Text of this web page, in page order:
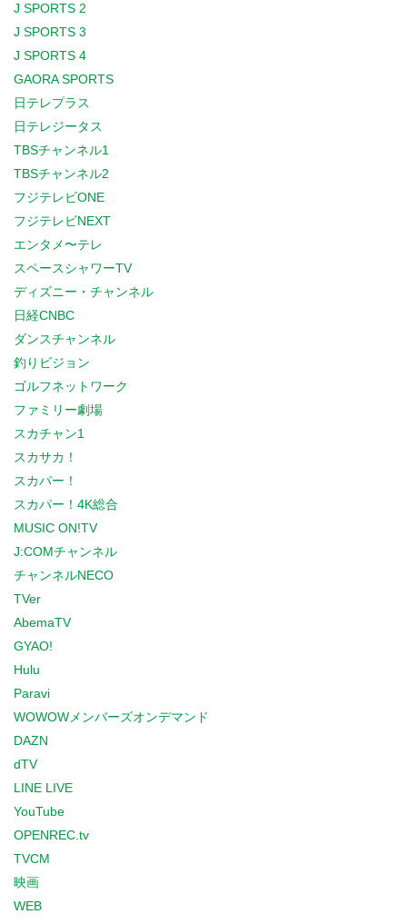
J SPORTS 2
J SPORTS 3
J SPORTS 4
GAORA SPORTS
日テレプラス
日テレジータス
TBSチャンネル1
TBSチャンネル2
フジテレビONE
フジテレビNEXT
エンタメ〜テレ
スペースシャワーTV
ディズニー・チャンネル
日経CNBC
ダンスチャンネル
釣りビジョン
ゴルフネットワーク
ファミリー劇場
スカチャン1
スカサカ！
スカパー！
スカパー！4K総合
MUSIC ON!TV
J:COMチャンネル
チャンネルNECO
TVer
AbemaTV
GYAO!
Hulu
Paravi
WOWOWメンバーズオンデマンド
DAZN
dTV
LINE LIVE
YouTube
OPENREC.tv
TVCM
映画
WEB